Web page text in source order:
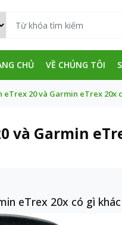
CHỦ VỀ CHÚNG TÔI
eTrex 20 và Garmin eTrex 20x
và Garmin
eTrex 20x có gì